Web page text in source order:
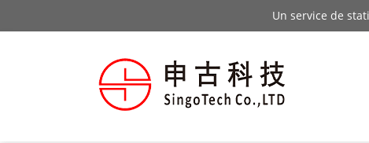
Un service de